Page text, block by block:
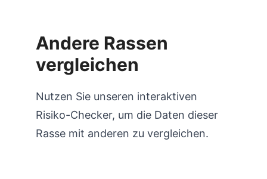
Andere Rassen
vergleichen
Nutzen Sie unseren interaktiven
Risiko-Checker, um die Daten dieser
Rasse mit anderen zu vergleichen.